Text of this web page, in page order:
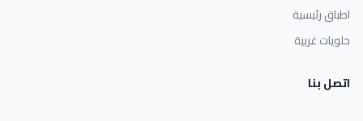
اطباق رئيسية
حلويات غربية
اتصل بنا